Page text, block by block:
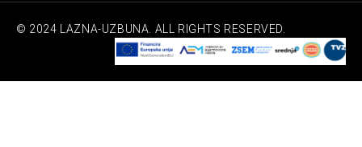
© 2024 LAZNA-UZBUNA. ALL RIGHTS RESERVED.